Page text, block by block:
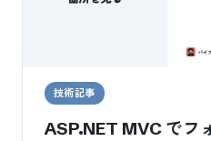
技術記事
ASP.NET MVC でフ